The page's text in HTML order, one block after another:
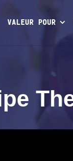
VALEUR POUR